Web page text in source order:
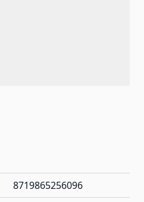
8719865256096